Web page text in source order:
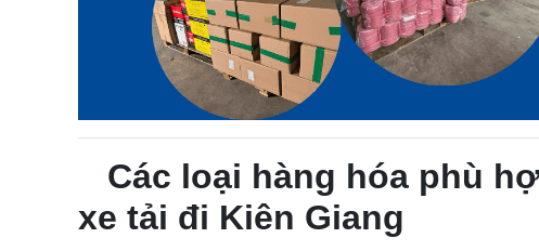
Các loại hàng hóa phù
xe tải đi Kiên Giang